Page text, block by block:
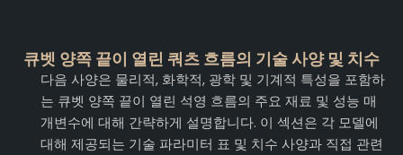
큐벳 양쪽 끝이 열린 쿼츠 흐름의 기술 사양 및 치수
다음 사양은 물리적, 화학적, 광학 및 기계적 특성을 포함하
는 큐벳 양쪽 끝이 열린 석영 흐름의 주요 재료 및 성능 매
개변수에 대해 간략하게 설명합니다. 이 섹션은 각 모델에
대해 제공되는 기술 파라미터 표 및 치수 사양과 직접 관련